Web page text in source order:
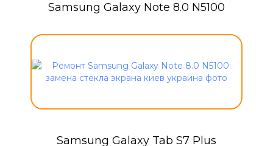
Samsung Galaxy Note 8.0 N5100
Samsung Galaxy Tab S7 Plus